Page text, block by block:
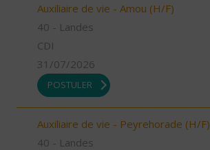
Auxiliaire de vie - Amou (H/F)
40 - Landes
CDI
31/07/2026
POSTULER
Auxiliaire de vie - Peyrehorade (H/F)
40 - Landes